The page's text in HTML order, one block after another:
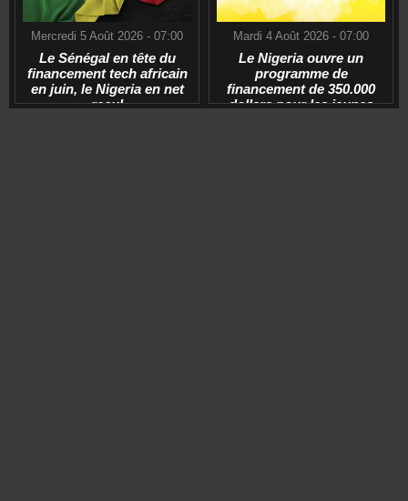
Mercredi 5 Août 2026 - 07:00
Le Sénégal en tête du
financement tech africain
en juin, le Nigeria en net
recul
Mardi 4 Août 2026 - 07:00
Le Nigeria ouvre un
programme de
financement de 350.000
dollars pour les jeunes